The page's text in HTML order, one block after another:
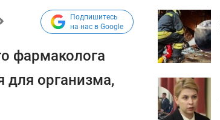
Подпишитесь
на нас в Google
фармаколога
организма,